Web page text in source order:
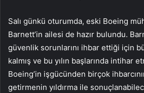
Salı günkü oturumda, eski Boeing
Barnett’in ailesi de hazır bulundu.
güvenlik sorunlarını ihbar ettiği için
kalmış ve bu yılın başlarında intihar
Boeing’in işgücünden birçok
getirmenin yıldırma ile